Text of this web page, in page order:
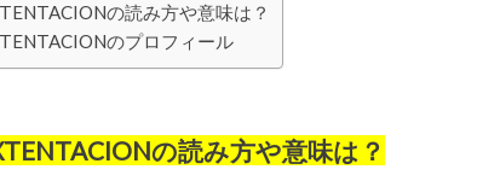
の読み方や意味は？
のプロフィール
の読み方や意味は？